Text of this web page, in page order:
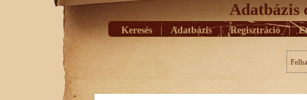
Adatbázis
Keresés Adatbázis | Regisztráció |